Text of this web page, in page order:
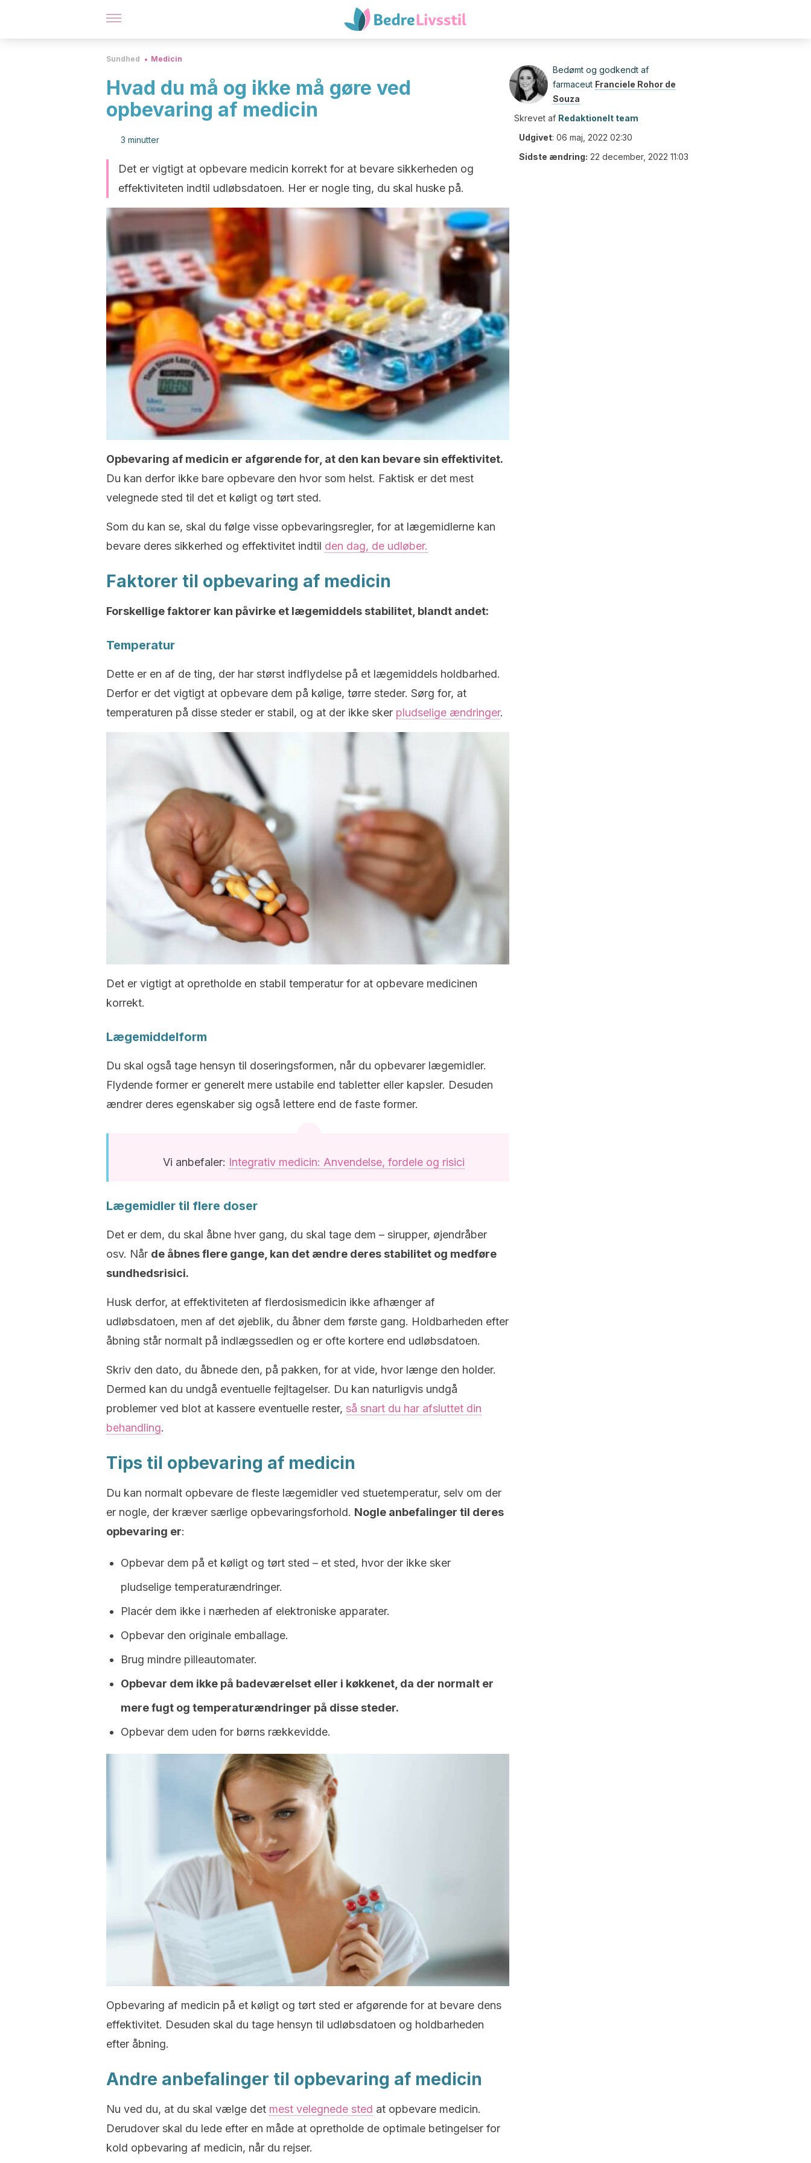
Sundhed Medicin
Hvad du må og ikke må gøre ved
opbevaring af medicin
3 minutter
Det er vigtigt at opbevare medicin korrekt for at bevare sikkerheden og
effektiviteten indtil udløbsdatoen. Her er nogle ting, du skal huske på.
Opbevaring af medicin er afgørende for, at den kan bevare sin effektivitet.
Du kan derfor ikke bare opbevare den hvor som helst. Faktisk er det mest
velegnede sted til det et køligt og tørt sted.
Som du kan se, skal du følge visse opbevaringsregler, for at lægemidlerne kan
bevare deres sikkerhed og effektivitet indtil den dag, de udløber.
Faktorer til opbevaring af medicin
Forskellige faktorer kan påvirke et lægemiddels stabilitet, blandt andet:
Temperatur
Dette er en af de ting, der har størst indflydelse på et lægemiddels holdbarhed.
Derfor er det vigtigt at opbevare dem på kølige, tørre steder. Sørg for, at
temperaturen på disse steder er stabil, og at der ikke sker pludselige ændringer.
Det er vigtigt at opretholde en stabil temperatur for at opbevare medicinen
korrekt.
Lægemiddelform
Du skal også tage hensyn til doseringsformen, når du opbevarer lægemidler.
Flydende former er generelt mere ustabile end tabletter eller kapsler. Desuden
ændrer deres egenskaber sig også lettere end de faste former.
Vi anbefaler: Integrativ medicin: Anvendelse, fordele og risici
Lægemidler til flere doser
Det er dem, du skal åbne hver gang, du skal tage dem – sirupper, øjendråber
osv. Når de åbnes flere gange, kan det ændre deres stabilitet og medføre
sundhedsrisici.
Husk derfor, at effektiviteten af flerdosismedicin ikke afhænger af
udløbsdatoen, men af det øjeblik, du åbner dem første gang. Holdbarheden efter
åbning står normalt på indlægssedlen og er ofte kortere end udløbsdatoen.
Skriv den dato, du åbnede den, på pakken, for at vide, hvor længe den holder.
Dermed kan du undgå eventuelle fejltagelser. Du kan naturligvis undgå
problemer ved blot at kassere eventuelle rester, så snart du har afsluttet din
behandling.
Tips til opbevaring af medicin
Du kan normalt opbevare de fleste lægemidler ved stuetemperatur, selv om der
er nogle, der kræver særlige opbevaringsforhold. Nogle anbefalinger til deres
opbevaring er:
Opbevar dem på et køligt og tørt sted – et sted, hvor der ikke sker
pludselige temperaturændringer.
Placér dem ikke i nærheden af elektroniske apparater.
Opbevar den originale emballage.
Brug mindre pilleautomater.
Opbevar dem ikke på badeværelset eller i køkkenet, da der normalt er
mere fugt og temperaturændringer på disse steder.
Opbevar dem uden for børns rækkevidde.
Opbevaring af medicin på et køligt og tørt sted er afgørende for at bevare dens
effektivitet. Desuden skal du tage hensyn til udløbsdatoen og holdbarheden
efter åbning.
Andre anbefalinger til opbevaring af medicin
Nu ved du, at du skal vælge det mest velegnede sted at opbevare medicin.
Derudover skal du lede efter en måde at opretholde de optimale betingelser for
kold opbevaring af medicin, når du rejser.
Bedømt og godkendt af
farmaceut Franciele Rohor de
Souza
Skrevet af Redaktionelt team
Udgivet: 06 maj, 2022 02:30
Sidste ændring: 22 december, 2022 11:03